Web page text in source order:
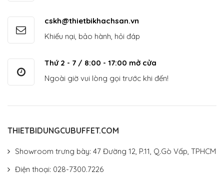
cskh@thietbikhachsan.vn
Khiếu nại, bảo hành, hỏi đáp
Thứ 2 - 7 / 8:00 - 17:00 mở cửa
Ngoài giờ vui lòng gọi trước khi đến!
THIETBIDUNGCUBUFFET.COM
Showroom trưng bày: 47 Đường 12, P.11, Q.Gò Vấp, TPHCM
Điện thoại: 028-7300.7226